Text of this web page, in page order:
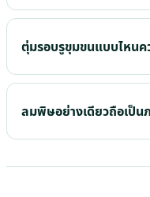
ตุ่มรอบรูขุมขนแบบไหน
ลมพิษอย่างเดียวถือเป็น